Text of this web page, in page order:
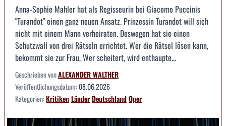
Anna-Sophie Mahler hat als Regisseurin bei Giacomo Puccinis
"Turandot" einen ganz neuen Ansatz. Prinzessin Turandot will sich
nicht mit einem Mann verheiraten. Deswegen hat sie einen
Schutzwall von drei Rätseln errichtet. Wer die Rätsel lösen kann,
bekommt sie zur Frau. Wer scheitert, wird enthaupte...
Geschrieben vonALEXANDER WALTHER
Veröffentlichungsdatum:08.06.2026
Kategorien:KritikenLänderDeutschlandOper